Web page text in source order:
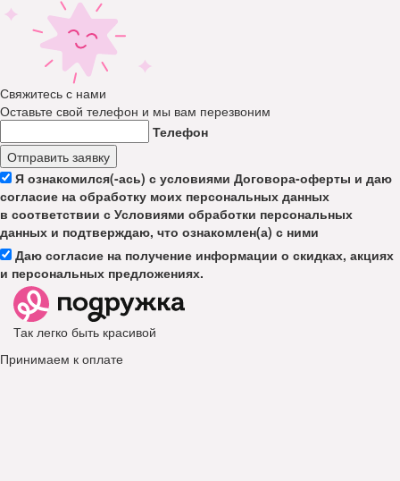
Свяжитесь с нами
Оставьте свой телефон и мы вам перезвоним
Телефон
Отправить заявку
Я ознакомился(-ась) с условиями Договора-оферты и даю
согласие на обработку моих персональных данных
в соответствии с Условиями обработки персональных
данных и подтверждаю, что ознакомлен(а) с ними
Даю согласие на получение информации о скидках, акциях
и персональных предложениях.
Так легко быть красивой
Принимаем к оплате